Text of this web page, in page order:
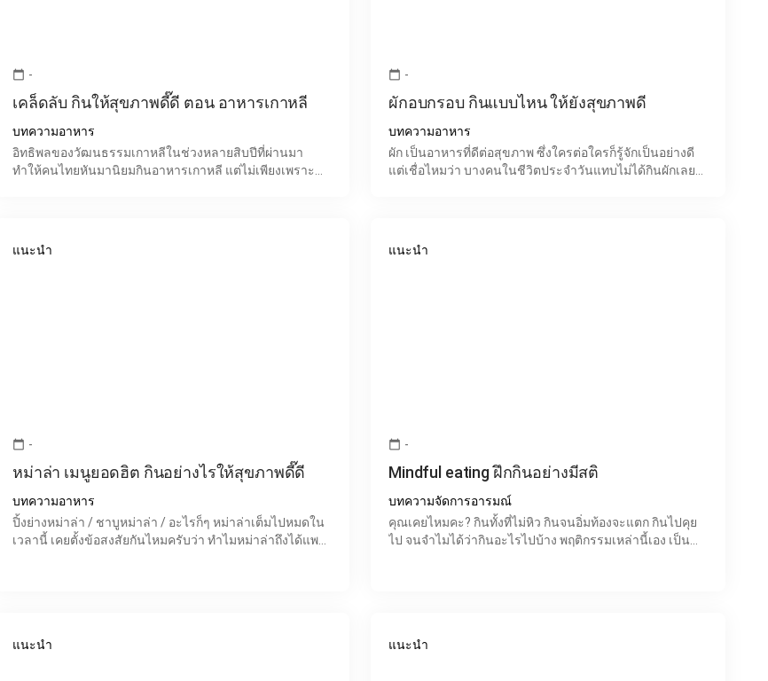
calendar_today -
เคล็ดลับ กินให้สุขภาพดี๊ดี ตอน อาหารเกาหลี
บทความอาหาร
อิทธิพลของวัฒนธรรมเกาหลีในช่วงหลายสิบปีที่ผ่านมา
ทำให้คนไทยหันมานิยมกินอาหารเกาหลี แต่ไม่เพียงเพราะ
calendar_today -
ผักอบกรอบ กินแบบไหน ให้ยังสุขภาพดี
บทความอาหาร
ผัก เป็นอาหารที่ดีต่อสุขภาพ ซึ่งใครต่อใครก็รู้จักเป็นอย่างดี
แต่เชื่อไหมว่า บางคนในชีวิตประจำวันแทบไม่ได้กินผักเลย
แนะนำ
calendar_today -
หม่าล่า เมนูยอดฮิต กินอย่างไรให้สุขภาพดี๊ดี
บทความอาหาร
ปิ้งย่างหม่าล่า / ชาบูหม่าล่า / อะไรก็ๆ หม่าล่าเต็มไปหมดใน
เวลานี้ เคยตั้งข้อสงสัยกันไหมครับว่า ทำไมหม่าล่าถึงได้แพร่
แนะนำ
calendar_today -
Mindful eating ฝึกกินอย่างมีสติ
บทความจัดการอารมณ์
คุณเคยไหมคะ? กินทั้งที่ไม่หิว กินจนอิ่มท้องจะแตก กินไปคุย
ไป จนจำไมได้ว่ากินอะไรไปบ้าง พฤติกรรมเหล่านี้เอง เป็น
แนะนำ แนะนำ